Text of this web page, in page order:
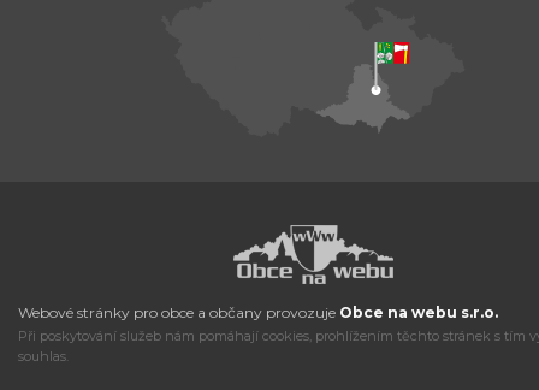
Webové stránky pro obce a občany provozuje Obce na webu s.r.o.
Při poskytování služeb nám pomáhají cookies, prohlížením těchto stránek s tím
souhlas.